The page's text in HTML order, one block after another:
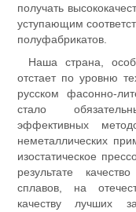
получать
уступающим
полуфабрикатов.
Наша страна,
отстает по уровню
русском фасонно-
стало
эффективных
неметаллических
изостатическое
результате
сплавов, на
качеству лучших